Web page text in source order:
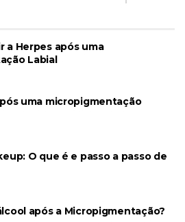
a Herpes após uma
Labial
uma micropigmentação
O que é e passo a passo de
após a Micropigmentação?